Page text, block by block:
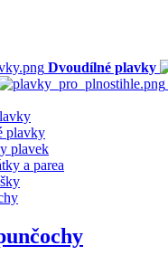
Dvoudílné plavky
plavky
plavek
a parea